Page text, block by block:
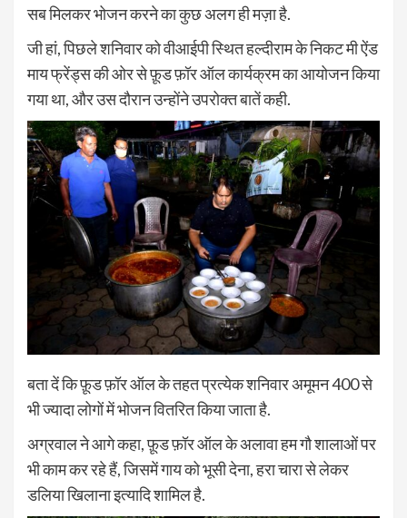
सब मिलकर भोजन करने का कुछ अलग ही मज़ा है.
जी हां, पिछले शनिवार को वीआईपी स्थित हल्दीराम के निकट मी ऐंड
माय फ्रेंड्स की ओर से फ़ूड फ़ॉर ऑल कार्यक्रम का आयोजन किया
गया था, और उस दौरान उन्होंने उपरोक्त बातें कही.
बता दें कि फ़ूड फ़ॉर ऑल के तहत प्रत्येक शनिवार अमूमन 400 से
भी ज्यादा लोगों में भोजन वितरित किया जाता है.
अग्रवाल ने आगे कहा, फ़ूड फ़ॉर ऑल के अलावा हम गौ शालाओं पर
भी काम कर रहे हैं, जिसमें गाय को भूसी देना, हरा चारा से लेकर
डलिया खिलाना इत्यादि शामिल है.